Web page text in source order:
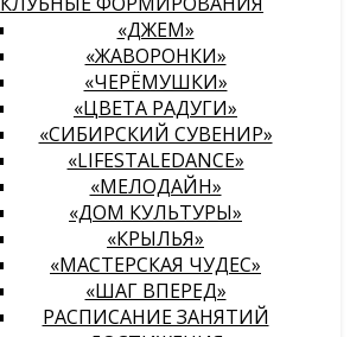
«ДЖЕМ»
«ЖАВОРОНКИ»
«ЧЕРЁМУШКИ»
«ЦВЕТА РАДУГИ»
«СИБИРСКИЙ СУВЕНИР»
«LIFESTALEDANCE»
«МЕЛОДАЙН»
«ДОМ КУЛЬТУРЫ»
«КРЫЛЬЯ»
«МАСТЕРСКАЯ ЧУДЕС»
«ШАГ ВПЕРЕД»
РАСПИСАНИЕ ЗАНЯТИЙ